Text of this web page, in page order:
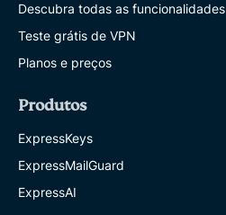
Descubra todas as funcionalidades
Teste grátis de VPN
Planos e preços
Produtos
ExpressKeys
ExpressMailGuard
ExpressAI